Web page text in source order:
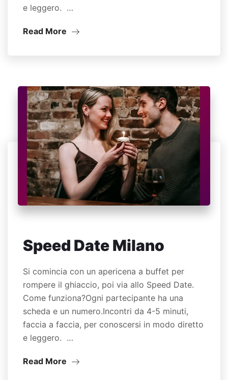
e leggero. …
Read More
Speed Date Milano
Si comincia con un apericena a buffet per
rompere il ghiaccio, poi via allo Speed Date.
Come funziona?Ogni partecipante ha una
scheda e un numero.Incontri da 4-5 minuti,
faccia a faccia, per conoscersi in modo diretto
e leggero. …
Read More